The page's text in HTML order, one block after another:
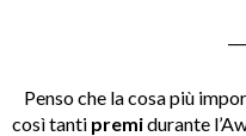
Penso che la cosa più
così tanti premidurante